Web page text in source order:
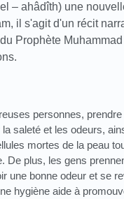
– ahâdîth) une
il s'agit d'un récit
Prophète
personnes,
la saleté et les odeurs,
mortes de la peau
De plus, les gens
une bonne odeur et se
hygiène aide à